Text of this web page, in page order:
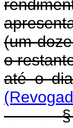
(um
o
até o
§ 2º